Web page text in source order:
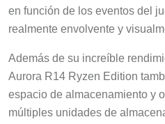
en función de los eventos del
realmente envolvente y
Además de su increíble
Aurora R14 Ryzen Edition
espacio de almacenamiento y
múltiples unidades de